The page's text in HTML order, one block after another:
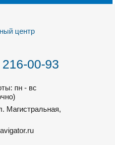
00-93
пн - вс
Магистральная,